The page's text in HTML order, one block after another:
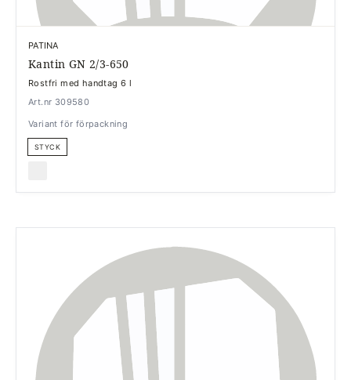
PATINA
Kantin GN 2/3-650
Rostfri med handtag 6 l
Art.nr 309580
Variant för förpackning
STYCK